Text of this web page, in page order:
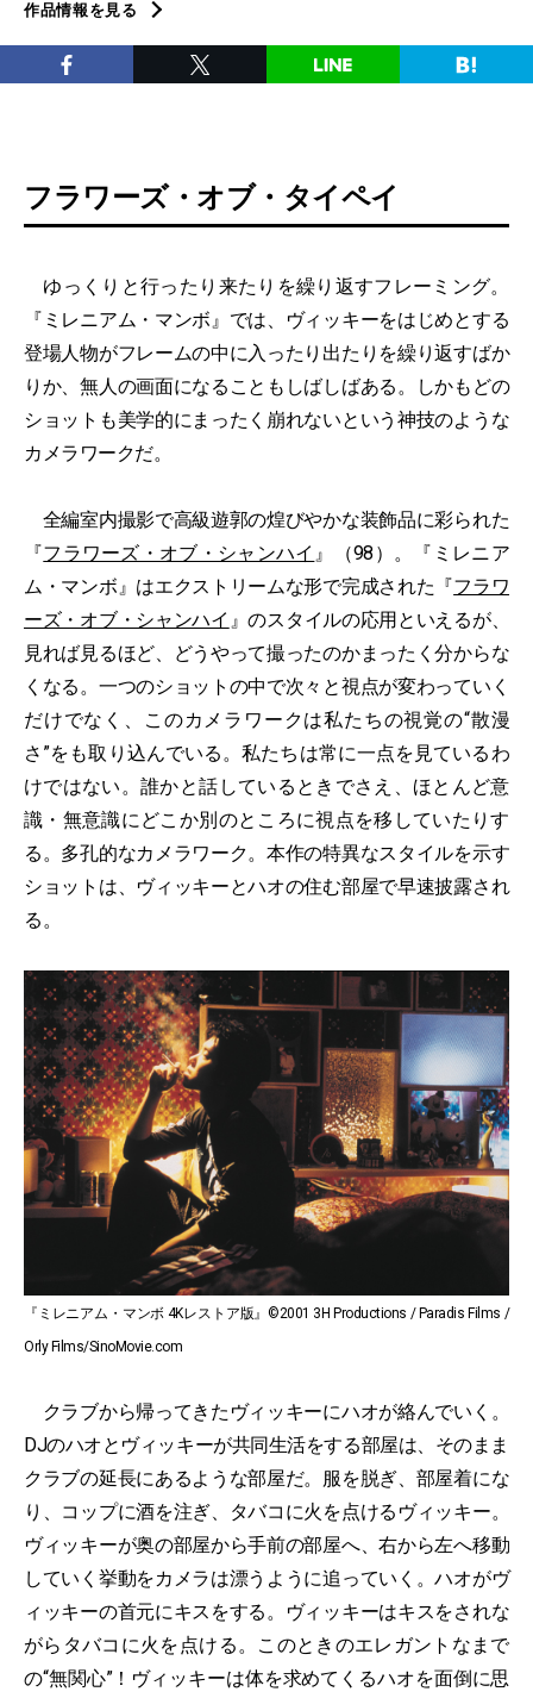
作品情報を見る
フラワーズ・オブ・タイペイ
ゆっくりと行ったり来たりを繰り返すフレーミング。
『ミレニアム・マンボ』では、ヴィッキーをはじめとする
登場人物がフレームの中に入ったり出たりを繰り返すばか
りか、無人の画面になることもしばしばある。しかもどの
ショットも美学的にまったく崩れないという神技のような
カメラワークだ。
全編室内撮影で高級遊郭の煌びやかな装飾品に彩られた
『フラワーズ・オブ・シャンハイ 』（98）。『ミレニア
ム・マンボ』はエクストリームな形で完成された『フラワ
ーズ・オブ・シャンハイ 』のスタイルの応用といえるが、
見れば見るほど、どうやって撮ったのかまったく分からな
くなる。一つのショットの中で次々と視点が変わっていく
だけでなく、このカメラワークは私たちの視覚の“散漫
さ”をも取り込んでいる。私たちは常に一点を見ているわ
けではない。誰かと話しているときでさえ、ほとんど意
識・無意識にどこか別のところに視点を移していたりす
る。多孔的なカメラワーク。本作の特異なスタイルを示す
ショットは、ヴィッキーとハオの住む部屋で早速披露され
る。
『ミレニアム・マンボ 4Kレストア版』©2001 3H Productions / Paradis Films /
Orly Films/SinoMovie.com
クラブから帰ってきたヴィッキーにハオが絡んでいく。
DJのハオとヴィッキーが共同生活をする部屋は、そのまま
クラブの延長にあるような部屋だ。服を脱ぎ、部屋着にな
り、コップに酒を注ぎ、タバコに火を点けるヴィッキー。
ヴィッキーが奥の部屋から手前の部屋へ、右から左へ移動
していく挙動をカメラは漂うように追っていく。ハオがヴ
ィッキーの首元にキスをする。ヴィッキーはキスをされな
がらタバコに火を点ける。このときのエレガントなまで
の“無関心”！ヴィッキーは体を求めてくるハオを面倒に思